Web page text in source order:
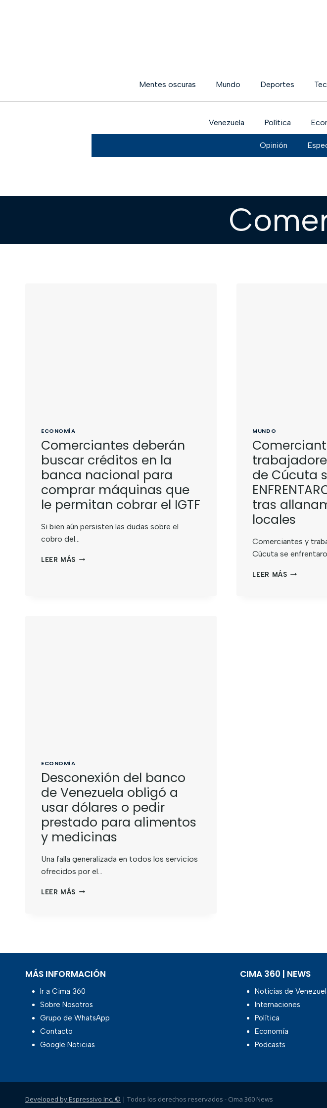
Mentes oscuras Mundo Deportes
Venezuela Política
Opinión
ECONOMÍA
Comerciantes deberán
buscar créditos en la
banca nacional para
comprar máquinas que
le permitan cobrar el IGTF
Si bien aún persisten las dudas sobre el
cobro del…
LEER MÁS
MUNDO
de Cúcuta
tras
locales
Comerciantes y
Cúcuta se
LEER MÁS
ECONOMÍA
Desconexión del banco
de Venezuela obligó a
usar dólares o pedir
prestado para alimentos
y medicinas
Una falla generalizada en todos los servicios
ofrecidos por el…
LEER MÁS
MÁS INFORMACIÓN
Ir a Cima 360
Sobre Nosotros
Grupo de WhatsApp
Contacto
Google Noticias
CIMA 360 | NEWS
Noticias de
Internaciones
Política
Economía
Podcasts
Developed by Espressivo Inc. © | Todos los derechos reservados - Cima 360 News